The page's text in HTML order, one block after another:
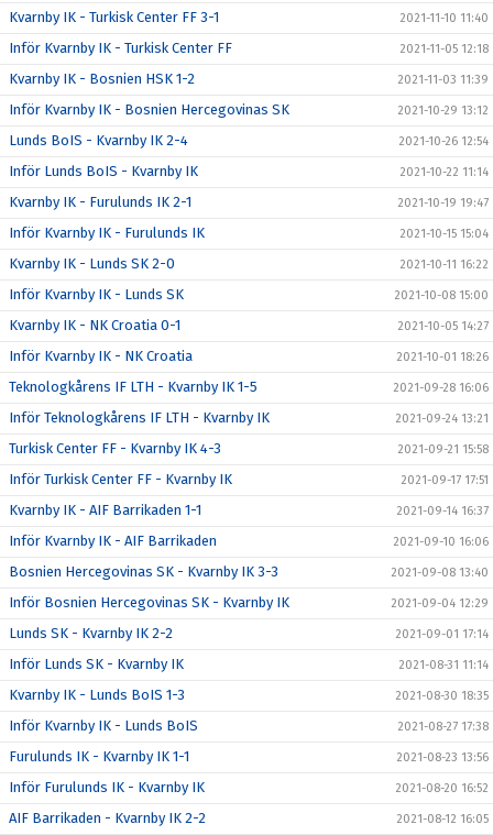
Kvarnby IK - Turkisk Center FF 3-1 2021-11-10 11:40
Inför Kvarnby IK - Turkisk Center FF 2021-11-05 12:18
Kvarnby IK - Bosnien HSK 1-2 2021-11-03 11:39
Inför Kvarnby IK - Bosnien Hercegovinas SK 2021-10-29 13:12
Lunds BoIS - Kvarnby IK 2-4 2021-10-26 12:54
Inför Lunds BoIS - Kvarnby IK 2021-10-22 11:14
Kvarnby IK - Furulunds IK 2-1 2021-10-19 19:47
Inför Kvarnby IK - Furulunds IK 2021-10-15 15:04
Kvarnby IK - Lunds SK 2-0 2021-10-11 16:22
Inför Kvarnby IK - Lunds SK 2021-10-08 15:00
Kvarnby IK - NK Croatia 0-1 2021-10-05 14:27
Inför Kvarnby IK - NK Croatia 2021-10-01 18:26
Teknologkårens IF LTH - Kvarnby IK 1-5 2021-09-28 16:06
Inför Teknologkårens IF LTH - Kvarnby IK 2021-09-24 13:21
Turkisk Center FF - Kvarnby IK 4-3 2021-09-21 15:58
Inför Turkisk Center FF - Kvarnby IK 2021-09-17 17:51
Kvarnby IK - AIF Barrikaden 1-1 2021-09-14 16:37
Inför Kvarnby IK - AIF Barrikaden 2021-09-10 16:06
Bosnien Hercegovinas SK - Kvarnby IK 3-3 2021-09-08 13:40
Inför Bosnien Hercegovinas SK - Kvarnby IK 2021-09-04 12:29
Lunds SK - Kvarnby IK 2-2 2021-09-01 17:14
Inför Lunds SK - Kvarnby IK 2021-08-31 11:14
Kvarnby IK - Lunds BoIS 1-3 2021-08-30 18:35
Inför Kvarnby IK - Lunds BoIS 2021-08-27 17:38
Furulunds IK - Kvarnby IK 1-1 2021-08-23 13:56
Inför Furulunds IK - Kvarnby IK 2021-08-20 16:52
AIF Barrikaden - Kvarnby IK 2-2 2021-08-12 16:05